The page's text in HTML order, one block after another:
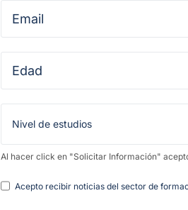
Al hacer click en "Solicitar Información"
Acepto recibir noticias del sector de